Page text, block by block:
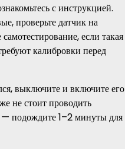
с инструкцией.
проверьте датчик на
если такая
калибровки перед
выключите и включите его
не стоит проводить
— подождите 1–2 минуты для